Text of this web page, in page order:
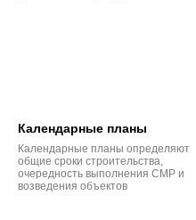
Календарные планы
Календарные планы определяют
общие сроки строительства,
очередность выполнения СМР и
возведения объектов